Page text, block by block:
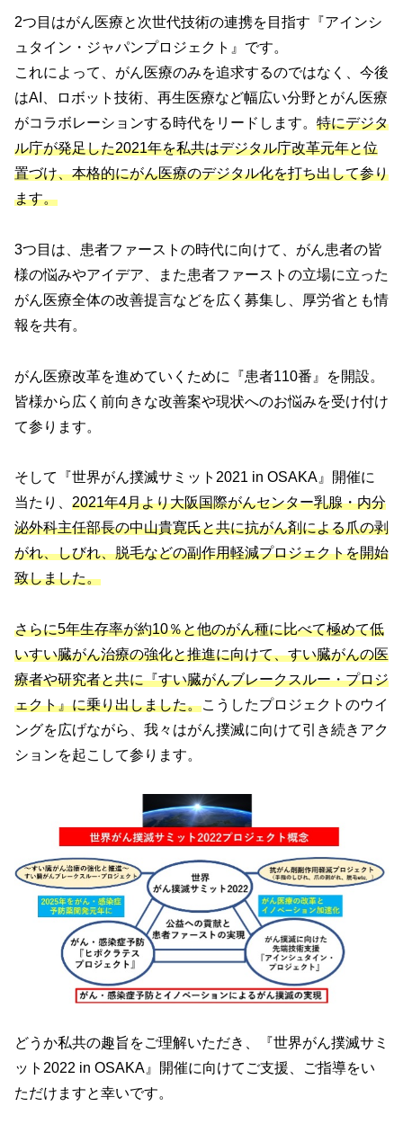
2つ目はがん医療と次世代技術の連携を目指す『アインシ
ュタイン・ジャパンプロジェクト』です。
これによって、がん医療のみを追求するのではなく、今後
はAI、ロボット技術、再生医療など幅広い分野とがん医療
がコラボレーションする時代をリードします。 特にデジタ
ル庁が発足した2021年を私共はデジタル庁改革元年と位
置づけ、本格的にがん医療のデジタル化を打ち出して参り
ます。
3つ目は、患者ファーストの時代に向けて、がん患者の皆
様の悩みやアイデア、また患者ファーストの立場に立った
がん医療全体の改善提言などを広く募集し、厚労省とも情
報を共有。
がん医療改革を進めていくために『患者110番』を開設。
皆様から広く前向きな改善案や現状へのお悩みを受け付け
て参ります。
そして『世界がん撲滅サミット2021 in OSAKA』開催に
当たり、 2021年4月より大阪国際がんセンター乳腺・内分
泌外科主任部長の中山貴寛氏と共に抗がん剤による爪の剥
がれ、しびれ、脱毛などの副作用軽減プロジェクトを開始
致しました。
さらに5年生存率が約10％と他のがん種に比べて極めて低
いすい臓がん治療の強化と推進に向けて、すい臓がんの医
療者や研究者と共に『すい臓がんブレークスルー・プロジ
ェクト』に乗り出しました。こうしたプロジェクトのウイ
ングを広げながら、我々はがん撲滅に向けて引き続きアク
ションを起こして参ります。
どうか私共の趣旨をご理解いただき、『世界がん撲滅サミ
ット2022 in OSAKA』開催に向けてご支援、ご指導をい
ただけますと幸いです。